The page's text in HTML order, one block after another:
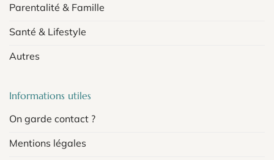
Parentalité & Famille
Santé & Lifestyle
Autres
Informations utiles
On garde contact ?
Mentions légales